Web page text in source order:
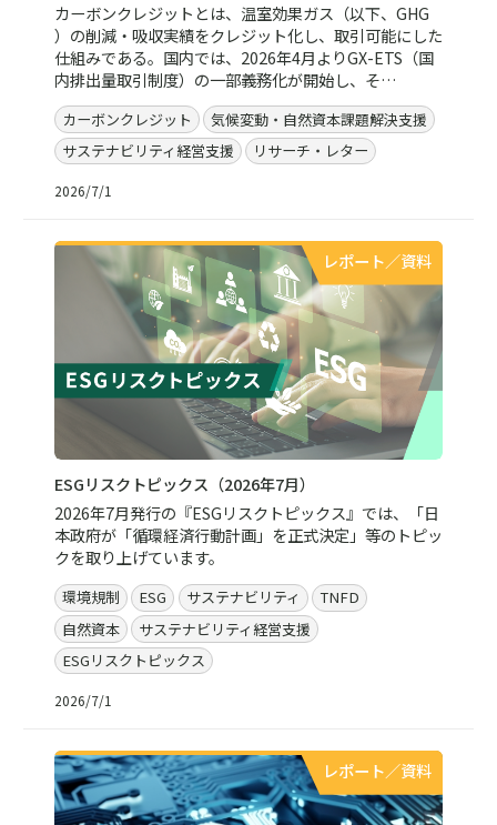
カーボンクレジットとは、温室効果ガス（以下、GHG
）の削減・吸収実績をクレジット化し、取引可能にした
仕組みである。国内では、2026年4月よりGX-ETS（国
内排出量取引制度）の一部義務化が開始し、そ…
カーボンクレジット
気候変動・自然資本課題解決支援
サステナビリティ経営支援
リサーチ・レター
2026/7/1
レポート／資料
ESGリスクトピックス（2026年7月）
2026年7月発行の『ESGリスクトピックス』では、「日
本政府が「循環経済行動計画」を正式決定」等のトピッ
クを取り上げています。
環境規制 ESG サステナビリティ
TNFD
自然資本
サステナビリティ経営支援
ESGリスクトピックス
2026/7/1
レポート／資料